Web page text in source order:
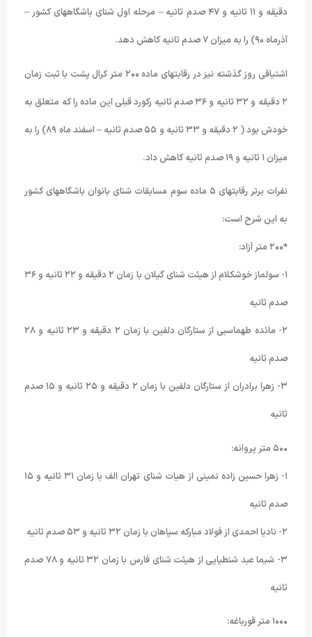
دقیقه و ١١ ثانیه و ۴٧ صدم ثانیه – مرحله اول شنای باشگاههای کشور –
آذرماه ٩۰) را به میزان ٧ صدم ثانیه کاهش دهد.
اشتیاقی روز گذشته نیز در رقابتهای ماده ٢۰۰ متر کرال پشت با ثبت زمان
٢ دقیقه و ٣٢ ثانیه و ٣۶ صدم ثانیه رکورد قبلی این ماده را که متعلق به
خودش بود ( ٢ دقیقه و ٣٣ ثانیه و ۵۵ صدم ثانیه – اسفند ماه ٨٩) را به
میزان ١ ثانیه و ١٩ صدم ثانیه کاهش داد.
نفرات برتر رقابتهای ۵ ماده سوم مسابقات شنای بانوان باشگاههای کشور
به این شرح است:
*٢۰۰ متر آزاد:
١- سولماز خوشکلام از هیئت شنای گیلان با زمان ٢ دقیقه و ٢٢ ثانیه و ٣۶
صدم ثانیه
٢- مائده طهماسبی از ستارگان دلفین با زمان ٢ دقیقه و ٢٣ ثانیه و ٢٨
صدم ثانیه
٣- زهرا برادران از ستارگان دلفین با زمان ٢ دقیقه و ٢۵ ثانیه و ١۵ صدم
ثانیه
١- زهرا حسین زاده نمینی از هیات شنای تهران الف با زمان ٣١ ثانیه و ١۵
صدم ثانیه
٢- نادیا احمدی از فولاد مبارکه سپاهان با زمان ٣٢ ثانیه و ۵٣ صدم ثانیه
٣- شیما عبد شنطیایی از هیئت شنای فارس با زمان ٣٢ ثانیه و ٧٨ صدم
ثانیه